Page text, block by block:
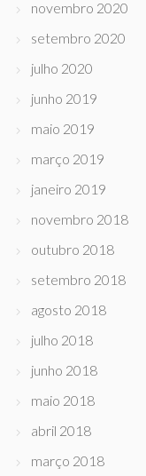
novembro 2020
setembro 2020
julho 2020
junho 2019
maio 2019
março 2019
janeiro 2019
novembro 2018
outubro 2018
setembro 2018
agosto 2018
julho 2018
junho 2018
maio 2018
abril 2018
março 2018